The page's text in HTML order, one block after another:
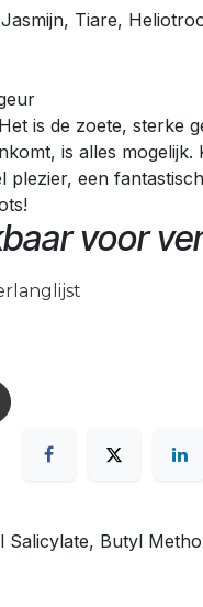
Tiare,
is de zoete, sterke
is alles mogelijk.
plezier, een
voor
Butyl